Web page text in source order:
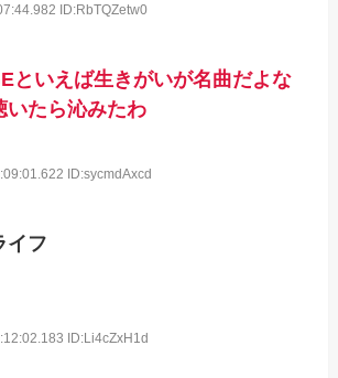
ID:RbTQZetw0
といえば生きがいが名曲だよな
いたら沁みたわ
ID:sycmdAxcd
イフ
ID:Li4cZxH1d